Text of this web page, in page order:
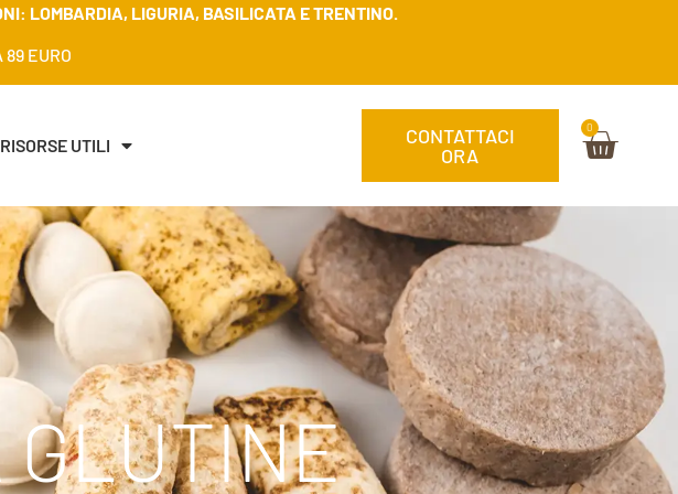
LOMBARDIA, LIGURIA, BASILICATA E TRENTINO.
89 EURO
RISORSE UTILI
CONTATTACI
ORA
0
GLUTINE